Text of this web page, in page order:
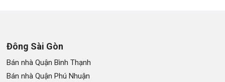
Đông Sài Gòn
Bán nhà Quận Bình Thạnh
Bán nhà Quận Phú Nhuận